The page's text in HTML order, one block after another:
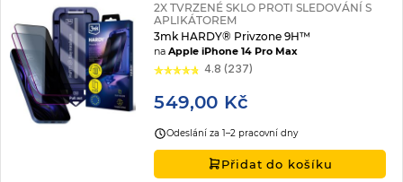
2X TVRZENÉ SKLO PROTI SLEDOVÁNÍ S
APLIKÁTOREM
3mk HARDY® Privzone 9H™
naApple iPhone 14 Pro Max
4.8 (237)
549,00 Kč
Odeslání za 1–2 pracovní dny
Přidat do košíku